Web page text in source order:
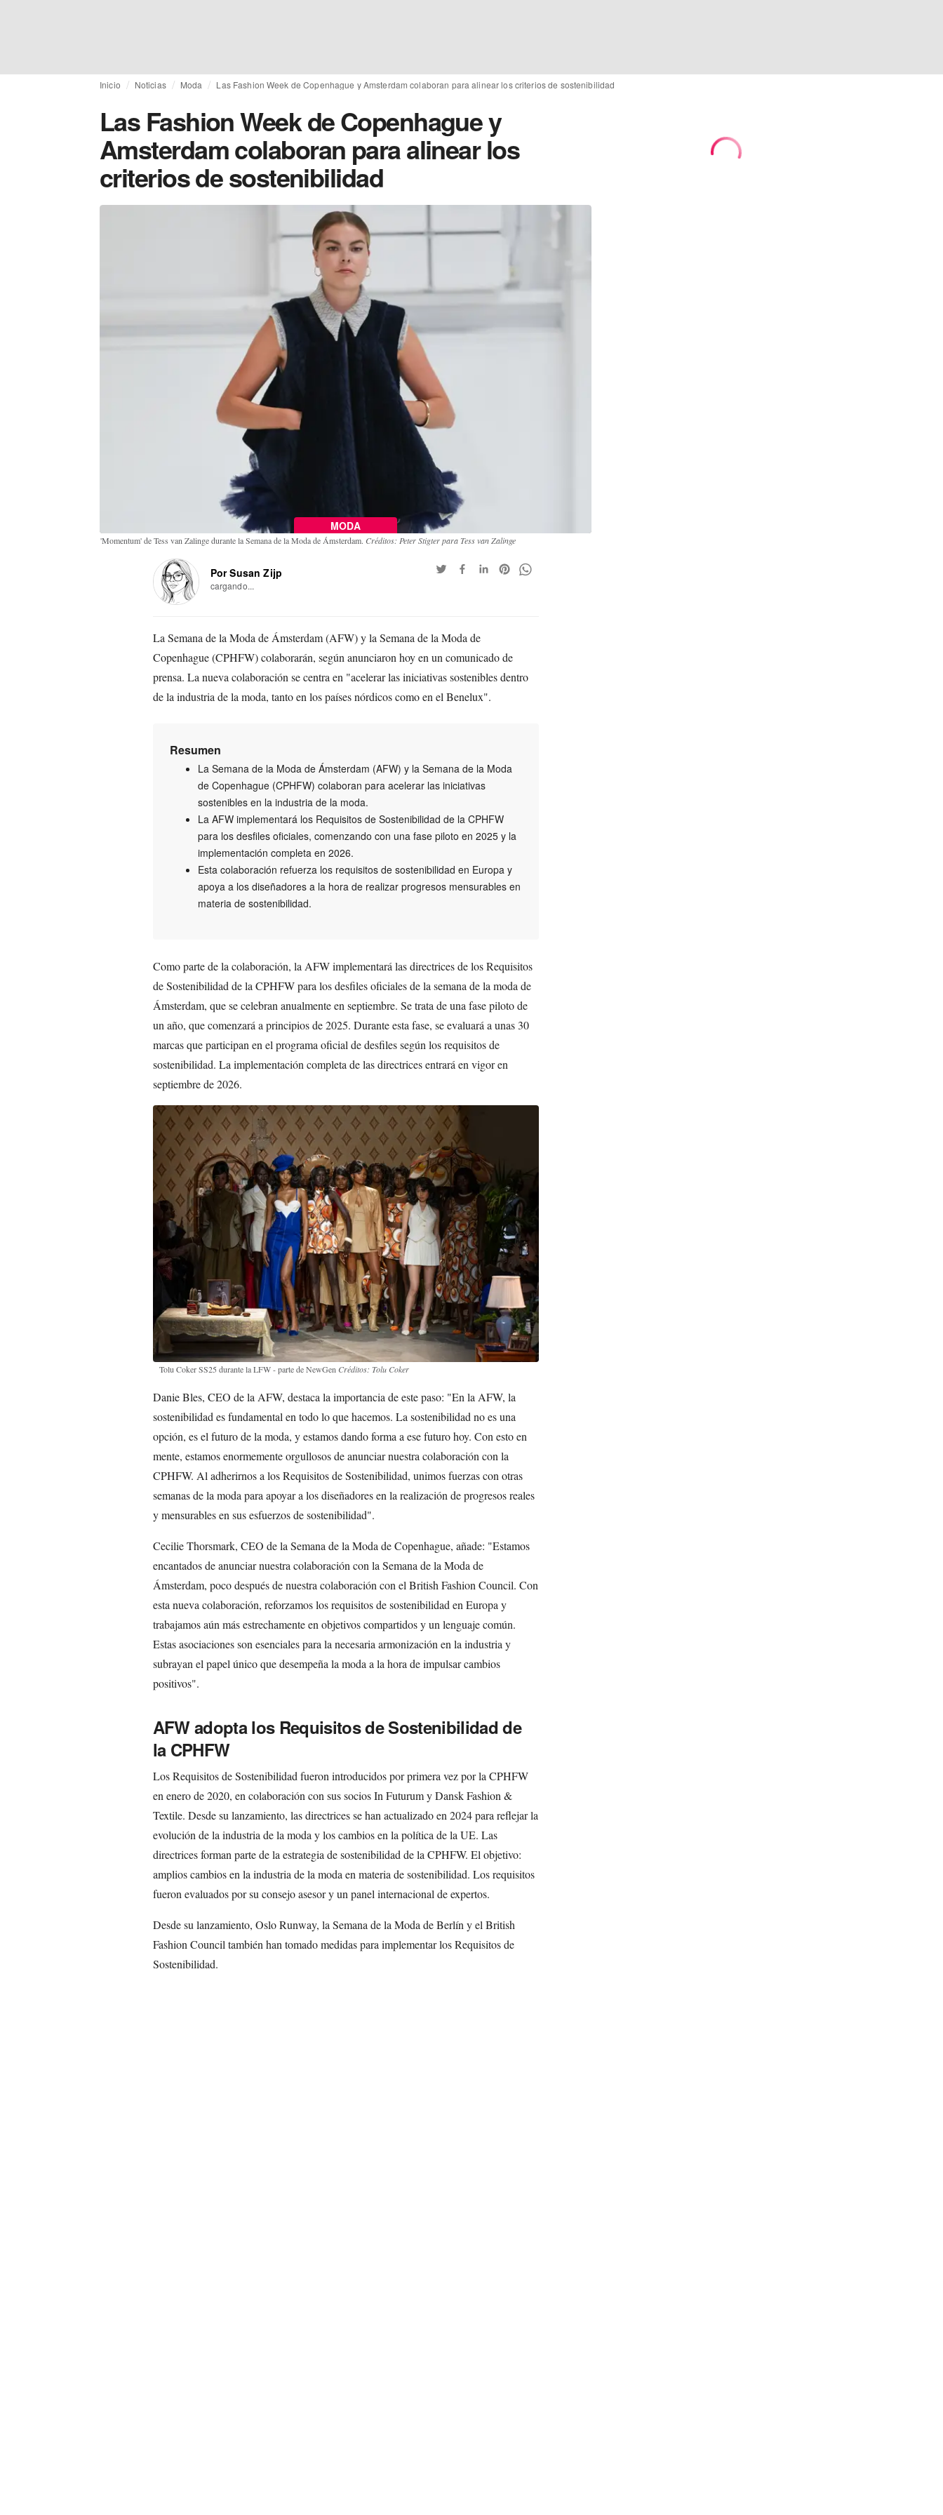
Inicio Noticias Moda Las Fashion Week de Copenhague y Amsterdam colaboran para alinear los criterios de sostenibilidad
Las Fashion Week de Copenhague y
Amsterdam colaboran para alinear los
criterios de sostenibilidad
MODA
'Momentum' de Tess van Zalinge durante la Semana de la Moda de Ámsterdam. Créditos: Peter Stigter para Tess van Zalinge
Por Susan Zijp
cargando...
La Semana de la Moda de Ámsterdam (AFW) y la Semana de la Moda de
Copenhague (CPHFW) colaborarán, según anunciaron hoy en un comunicado de
prensa. La nueva colaboración se centra en "acelerar las iniciativas sostenibles dentro
de la industria de la moda, tanto en los países nórdicos como en el Benelux".
Resumen
La Semana de la Moda de Ámsterdam (AFW) y la Semana de la Moda
de Copenhague (CPHFW) colaboran para acelerar las iniciativas
sostenibles en la industria de la moda.
La AFW implementará los Requisitos de Sostenibilidad de la CPHFW
para los desfiles oficiales, comenzando con una fase piloto en 2025 y la
implementación completa en 2026.
Esta colaboración refuerza los requisitos de sostenibilidad en Europa y
apoya a los diseñadores a la hora de realizar progresos mensurables en
materia de sostenibilidad.
Como parte de la colaboración, la AFW implementará las directrices de los Requisitos
de Sostenibilidad de la CPHFW para los desfiles oficiales de la semana de la moda de
Ámsterdam, que se celebran anualmente en septiembre. Se trata de una fase piloto de
un año, que comenzará a principios de 2025. Durante esta fase, se evaluará a unas 30
marcas que participan en el programa oficial de desfiles según los requisitos de
sostenibilidad. La implementación completa de las directrices entrará en vigor en
septiembre de 2026.
Tolu Coker SS25 durante la LFW - parte de NewGen Créditos: Tolu Coker
Danie Bles, CEO de la AFW, destaca la importancia de este paso: "En la AFW, la
sostenibilidad es fundamental en todo lo que hacemos. La sostenibilidad no es una
opción, es el futuro de la moda, y estamos dando forma a ese futuro hoy. Con esto en
mente, estamos enormemente orgullosos de anunciar nuestra colaboración con la
CPHFW. Al adherirnos a los Requisitos de Sostenibilidad, unimos fuerzas con otras
semanas de la moda para apoyar a los diseñadores en la realización de progresos reales
y mensurables en sus esfuerzos de sostenibilidad".
Cecilie Thorsmark, CEO de la Semana de la Moda de Copenhague, añade: "Estamos
encantados de anunciar nuestra colaboración con la Semana de la Moda de
Ámsterdam, poco después de nuestra colaboración con el British Fashion Council. Con
esta nueva colaboración, reforzamos los requisitos de sostenibilidad en Europa y
trabajamos aún más estrechamente en objetivos compartidos y un lenguaje común.
Estas asociaciones son esenciales para la necesaria armonización en la industria y
subrayan el papel único que desempeña la moda a la hora de impulsar cambios
positivos".
AFW adopta los Requisitos de Sostenibilidad de
la CPHFW
Los Requisitos de Sostenibilidad fueron introducidos por primera vez por la CPHFW
en enero de 2020, en colaboración con sus socios In Futurum y Dansk Fashion &
Textile. Desde su lanzamiento, las directrices se han actualizado en 2024 para reflejar la
evolución de la industria de la moda y los cambios en la política de la UE. Las
directrices forman parte de la estrategia de sostenibilidad de la CPHFW. El objetivo:
amplios cambios en la industria de la moda en materia de sostenibilidad. Los requisitos
fueron evaluados por su consejo asesor y un panel internacional de expertos.
Desde su lanzamiento, Oslo Runway, la Semana de la Moda de Berlín y el British
Fashion Council también han tomado medidas para implementar los Requisitos de
Sostenibilidad.